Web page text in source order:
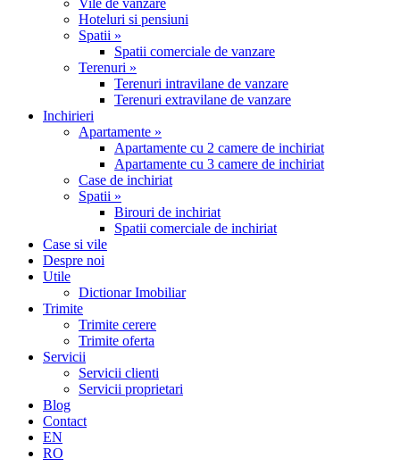
Vile de vanzare
Hoteluri si pensiuni
Spatii »
Spatii comerciale de vanzare
Terenuri »
Terenuri intravilane de vanzare
Terenuri extravilane de vanzare
Inchirieri
Apartamente »
Apartamente cu 2 camere de inchiriat
Apartamente cu 3 camere de inchiriat
Case de inchiriat
Spatii »
Birouri de inchiriat
Spatii comerciale de inchiriat
Case si vile
Despre noi
Utile
Dictionar Imobiliar
Trimite
Trimite cerere
Trimite oferta
Servicii
Servicii clienti
Servicii proprietari
Blog
Contact
EN
RO